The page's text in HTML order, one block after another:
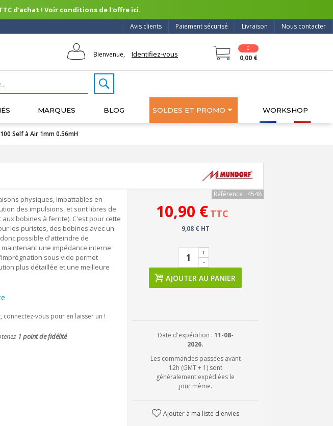
d'achat ! Voir conditions de l'offre ici.
Nous contacter
Livraison
Paiement sécurisé
Avis clients
Bienvenue, Identifiez-vous
0
0,00 €
MARQUES BLOG SOLDES ET PROMO WORKSHOP
Self à Air 1mm 0.56mH
physiques, imbattables en
des impulsions, et sont libres de
bobines à ferrite). C'est pour cette
les puristes, des bobines avec un
possible d'atteindre de
une impédance interne
sous vide permet
plus détaillée et une meilleure
vous pour en laisser un !
1 point de fidélité
Référence : 4548
10,90 € TTC
9,08 € HT
-
+
AJOUTER AU PANIER
Date d'expédition : 11-08-
2026.
Les commandes passées avant
12h (GMT + 1) sont
généralement expédiées le
jour même.
Ajouter à ma liste d'envies